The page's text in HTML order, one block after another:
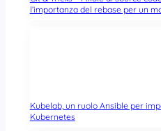
l’importanza del rebase per un
Kubelab, un ruolo Ansible per
Kubernetes